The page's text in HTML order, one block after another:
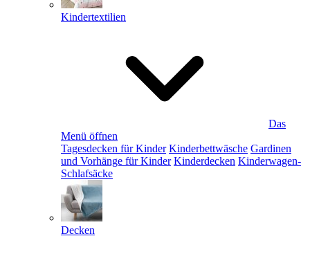
Kindertextilien
Das
Menü öffnen
Tagesdecken für Kinder Kinderbettwäsche Gardinen
und Vorhänge für Kinder Kinderdecken Kinderwagen-
Schlafsäcke
Decken